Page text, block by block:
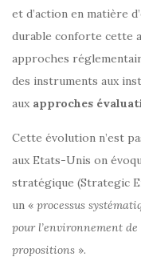
et d’action en matière
durable conforte cette
approches
des instruments aux
aux approches
Cette évolution n’est
aux Etats-Unis on
stratégique (Strategic
un « processus
pour l’environnement
propositions ».